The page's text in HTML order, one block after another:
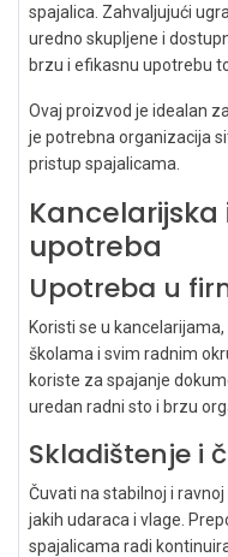
spajalica. Zahvaljujući
uredno skupljene i
brzu i efikasnu upotrebu
Ovaj proizvod je idealan
je potrebna organizacija
pristup spajalicama.
Kancelarijska
upotreba
Upotreba u
Koristi se u
školama i svim radnim
koriste za spajanje
uredan radni sto i brzu
Skladištenje i
Čuvati na stabilnoj i
jakih udaraca i vlage.
spajalicama radi